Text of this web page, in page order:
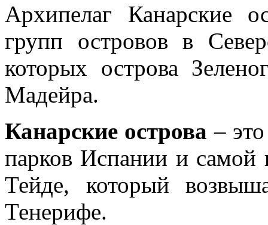
Архипелаг Канарские
групп островов в
которых острова
Мадейра.
Канарские острова –
парков Испании и самой
Тейде, который
Тенерифе.